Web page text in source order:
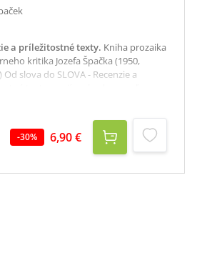
a príležitostné texty. Kniha prozaika
kritika Jozefa Špačka (1950,
Od slova do SLOVA - Recenzie a
prvej časti zahrňuje recenzie diel
slovenských autorov a autoriek ako
L. Ballek, A. Hykisch, Ľ. Feldek, P.
P. Holka, J. Balco, S. Rakús, M.
-30% 6,90 €